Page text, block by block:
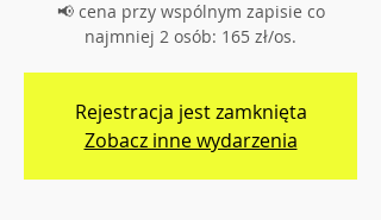
📢 cena przy wspólnym zapisie co
najmniej 2 osób: 165 zł/os.
Rejestracja jest zamknięta
Zobacz inne wydarzenia